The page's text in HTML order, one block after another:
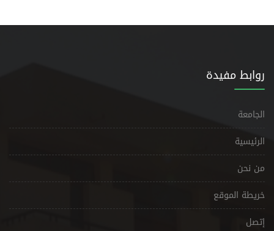
روابط مفيدة
الجامعة
الرئيسية
من نحن
خريطة الموقع
إتصل